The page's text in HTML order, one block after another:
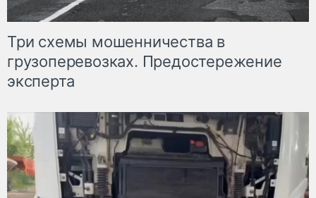
Три схемы мошенничества в
грузоперевозках. Предостережение
эксперта